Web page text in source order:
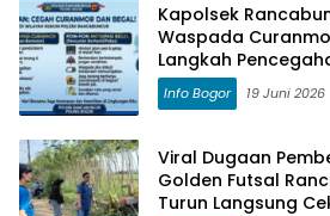
Kapolsek
Waspada
Langkah
Info Bogor 19 Juni 2026
Viral Dugaan
Golden Futsal
Turun Langsung